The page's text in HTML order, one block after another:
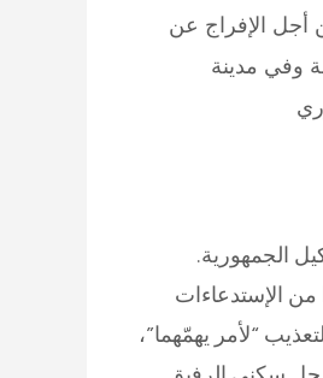
من أجل الإفراج عن
وفي مدينة
الجمهورية.
من الإستدعاءات
“لأمر يهمّهما”،